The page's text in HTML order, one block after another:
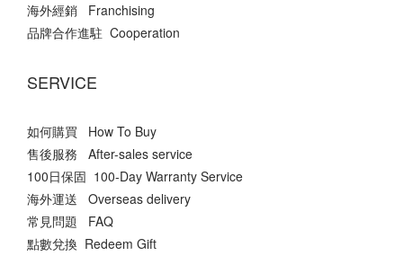
海外經銷 Franchising
品牌合作進駐 Cooperation
SERVICE
如何購買 How To Buy
售後服務 After-sales service
100日保固 100-Day Warranty Service
海外運送 Overseas delivery
常見問題 FAQ
點數兌換 Redeem Gift